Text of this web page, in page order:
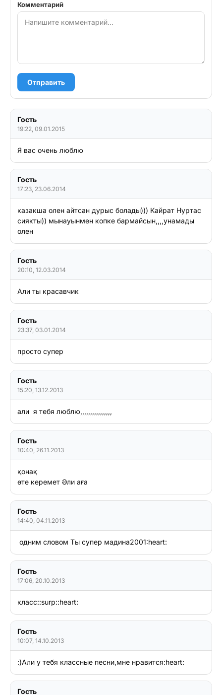
Комментарий
Отправить
Гость
19:22, 09.01.2015
Я вас очень люблю
Гость
17:23, 23.06.2014
казакша олен айтсан дурыс болады))) Кайрат Нуртас
сиякты)) мынауынмен копке бармайсын,,,,унамады
олен
Гость
20:10, 12.03.2014
Али ты красавчик
Гость
23:37, 03.01.2014
просто супер
Гость
15:20, 13.12.2013
али  я тебя люблю,,,,,,,,,,,,,,,,
Гость
10:40, 26.11.2013
қонақ
Гость
14:40, 04.11.2013
одним словом Ты супер мадина2001:heart:
Гость
17:06, 20.10.2013
класс::surp::heart:
Гость
10:07, 14.10.2013
:)Али у тебя классные песни,мне нравится:heart:
Гость